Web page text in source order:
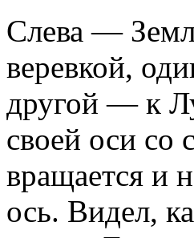
Слева —
веревкой,
другой — к
своей оси со
вращается и
ось. Видел,